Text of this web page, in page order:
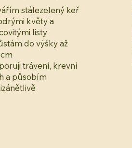
stálezelený keř
květy a
listy
do výšky až
trávení, krevní
a působím